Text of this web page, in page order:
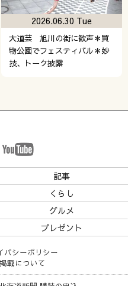
大道芸 旭川の街に歓声＊買
物公園でフェスティバル＊妙
技、トーク披露
2026.06.30 Tue
記事
くらし
グルメ
プレゼント
バシーポリシー
載について